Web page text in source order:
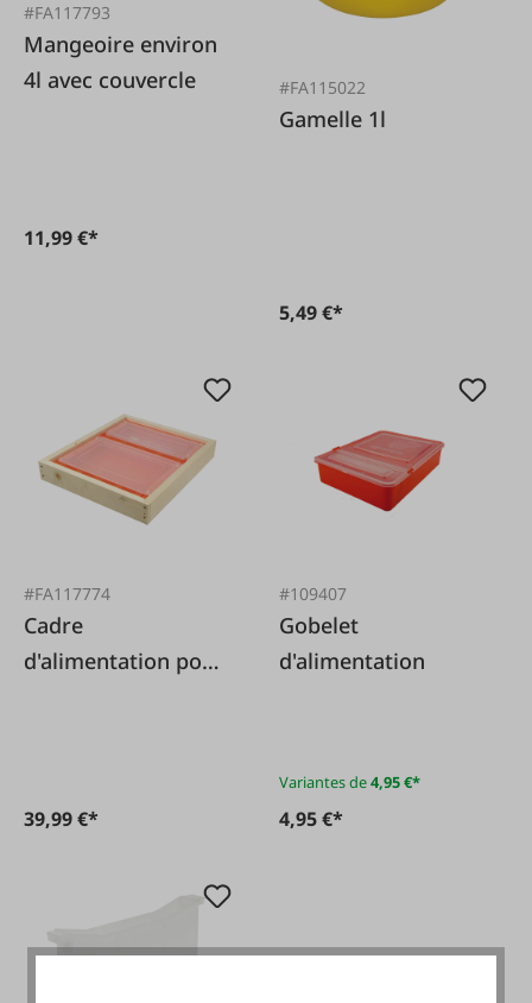
#FA117793
Mangeoire environ
4l avec couvercle
11,99 €*
#FA115022
Gamelle 1l
5,49 €*
#FA117774
Cadre
d'alimentation pour
39,99 €*
#109407
Gobelet
d'alimentation
Variantes de4,95 €*
4,95 €*